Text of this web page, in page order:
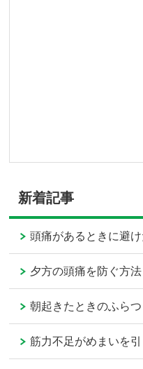
新着記事
頭痛があるときに避
夕方の頭痛を防ぐ方法
朝起きたときのふら
筋力不足がめまいを